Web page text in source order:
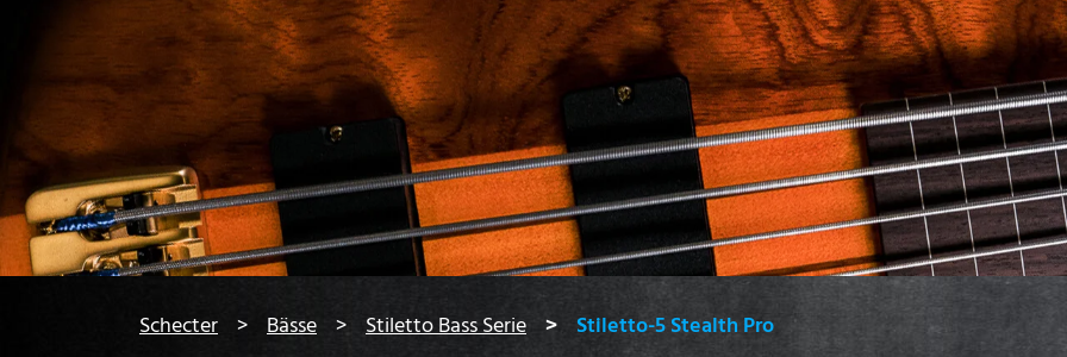
Schecter Bässe Stiletto Bass Serie Stiletto-5 Stealth Pro